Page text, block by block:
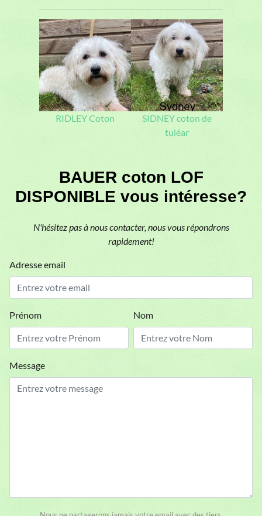
RIDLEY Coton
SIDNEY coton de
tuléar
BAUER coton LOF
DISPONIBLE vous intéresse?
N'hésitez pas à nous contacter, nous vous répondrons
rapidement!
Adresse email
Prénom Nom
Message